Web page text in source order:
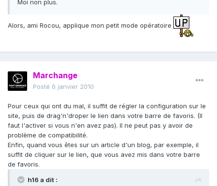
Moi non plus.
Alors, ami Rocou, applique mon petit mode opératoire
Marchange
Posté 6 janvier 2010
Pour ceux qui ont du mal, il suffit de régler la configuration sur le
site, puis de drag'n'droper le lien dans votre barre de favoris. (Il
faut l'activer si vous n'en avez pas). Il ne peut pas y avoir de
problème de compatibilité.
Enfin, quand vous êtes sur un article d'un blog, par exemple, il
suffit de cliquer sur le lien, que vous avez mis dans votre barre
de favoris.
h16 a dit :